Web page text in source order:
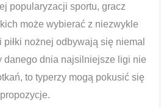
popularyzacji sportu, gracz
może wybierać z niezwykle
nożnej odbywają się niemal
danego dnia najsilniejsze ligi nie
to typerzy mogą pokusić się